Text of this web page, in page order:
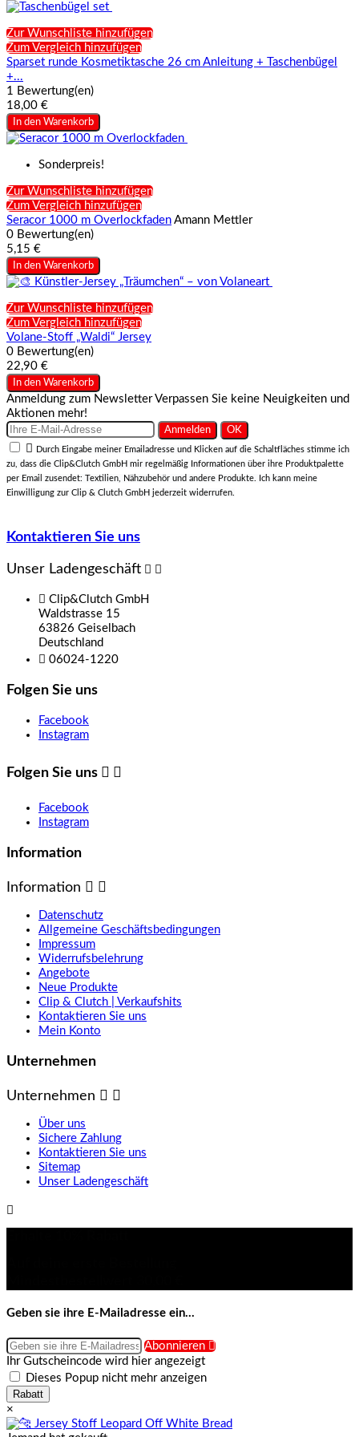
Zur Wunschliste hinzufügen
Zum Vergleich hinzufügen
Sparset runde Kosmetiktasche 26 cm Anleitung + Taschenbügel
+...
1 Bewertung(en)
18,00 €
In den Warenkorb
Sonderpreis!
Zur Wunschliste hinzufügen
Zum Vergleich hinzufügen
Seracor 1000 m Overlockfaden Amann Mettler
0 Bewertung(en)
5,15 €
In den Warenkorb
Zur Wunschliste hinzufügen
Zum Vergleich hinzufügen
Volane-Stoff „Waldi“ Jersey
0 Bewertung(en)
22,90 €
In den Warenkorb
Anmeldung zum Newsletter Verpassen Sie keine Neuigkeiten und
Aktionen mehr!
Durch Eingabe meiner Emailadresse und Klicken auf die Schaltfläches stimme ich
zu, dass die Clip&Clutch GmbH mir regelmäßig Informationen über ihre Produktpalette
per Email zusendet: Textilien, Nähzubehör und andere Produkte. Ich kann meine
Einwilligung zur Clip & Clutch GmbH jederzeit widerrufen.
Kontaktieren Sie uns
Unser Ladengeschäft
Clip&Clutch GmbH
Waldstrasse 15
63826 Geiselbach
Deutschland
06024-1220
Folgen Sie uns
Facebook
Instagram
Folgen Sie uns  
Facebook
Instagram
Information
Information  
Datenschutz
Allgemeine Geschäftsbedingungen
Impressum
Widerrufsbelehrung
Angebote
Neue Produkte
Clip & Clutch | Verkaufshits
Kontaktieren Sie uns
Mein Konto
Unternehmen
Unternehmen  
Über uns
Sichere Zahlung
Kontaktieren Sie uns
Sitemap
Unser Ladengeschäft

Geben sie ihre E-Mailadresse ein...
Abonnieren 
Ihr Gutscheincode wird hier angezeigt
Dieses Popup nicht mehr anzeigen
Rabatt
×